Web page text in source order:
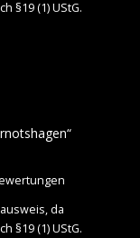
§19 (1) UStG.
da
§19 (1) UStG.